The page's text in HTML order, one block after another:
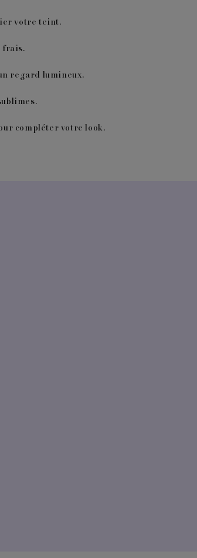
votre teint.
frais.
regard lumineux.
compléter votre look.